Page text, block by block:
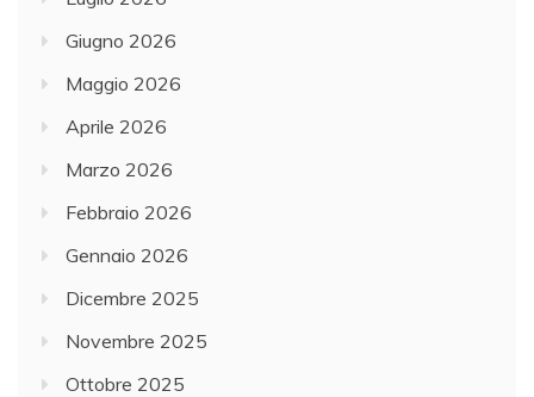
Giugno 2026
Maggio 2026
Aprile 2026
Marzo 2026
Febbraio 2026
Gennaio 2026
Dicembre 2025
Novembre 2025
Ottobre 2025